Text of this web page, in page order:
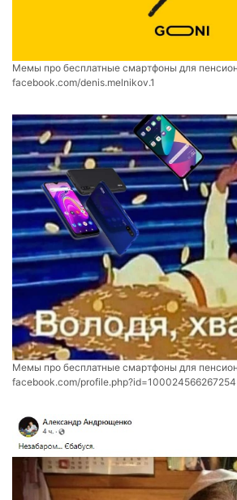
Мемы про бесплатные смартфоны для
facebook.com/denis.melnikov.1
Мемы про бесплатные смартфоны для
facebook.com/profile.php?id=100024566267254